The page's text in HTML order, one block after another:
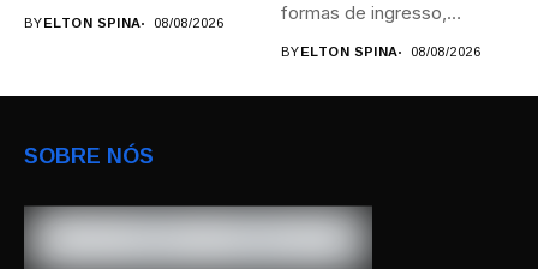
BY ELTON SPINA 08/08/2026
formas de ingresso,
BY ELTON SPINA 08/08/2026
SOBRE NÓS